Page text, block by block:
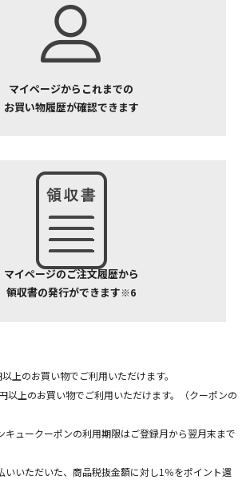
マイページからこれまでの
お買い物履歴が確認できます
マイページのご注文履歴から
領収書の発行ができます※6
上のお買い物でご利用いただけます。
上のお買い物でご利用いただけます。（クーポンの
ュークーポンの利用期限はご登録月から翌月末まで
いただいた、商品税抜金額に対し1％をポイント還